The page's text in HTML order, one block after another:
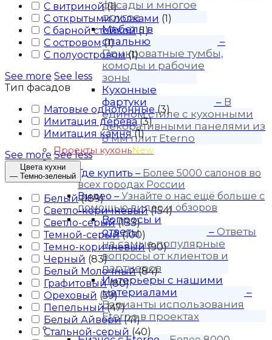
фасады и многое
другое
Мебель в
спальню
–
Прикроватные тумбы,
комоды и рабочие
зоны
Кухонные
фартуки
– В
едином стиле с кухонными
декоративными панелями из
8 мм плит Eterno
Проекты кухоньNew
Покупателю
Где купить – Более 5000 салонов во
всех городах России
Видео – Узнайте о нас ещё больше с
помощью видео и обзоров
Вопросы и
ответы
– Ответы
на самые популярные
вопросы от клиентов и
партнеров
Интерьеры с нашими
материалами
–
Варианты использования
Eterno в проектах
Для бизнеса
С витриной (1)
С открытыми полками (1)
С барной стойкой (1)
С островом (1)
С полуостровом (1)
See more See less
Тип фасадов
Матовые однотонные (3)
Имитация дерева (3)
Имитация камня (1)
See more See less
Цвета кухни
— Темно-зеленый
Белый (189)
Светло-коричневый (154)
Светло-серый (133)
Темной-серый (100)
Темно-коричневый (90)
Черный (83)
Белый Молочный (84)
Графитовый (80)
Ореховый (59)
Пепельный (47)
Белый Айвори (41)
Стальной-серый (40)